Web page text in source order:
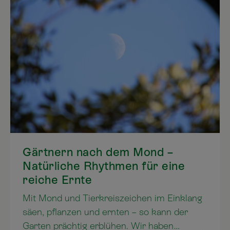
Gärtnern nach dem Mond –
Natürliche Rhythmen für eine
reiche Ernte
Mit Mond und Tierkreiszeichen im Einklang
säen, pflanzen und ernten – so kann der
Garten prächtig erblühen. Wir haben